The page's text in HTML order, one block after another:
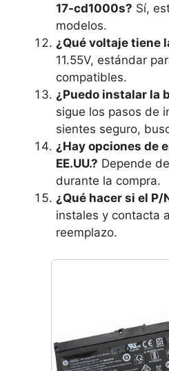
17-cd1000s? Sí,
modelos.
¿Qué voltaje tiene
11.55V, estándar
compatibles.
¿Puedo instalar la
sigue los pasos de
sientes seguro,
¿Hay opciones de
EE.UU.? Depende
durante la compra.
¿Qué hacer si el P/
instales y contacta
reemplazo.